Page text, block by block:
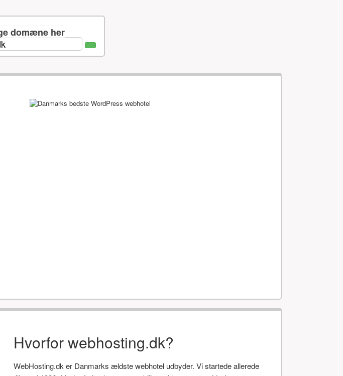
domæne her
Hvorfor webhosting.dk?
WebHosting.dk er Danmarks ældste webhotel udbyder. Vi startede allerede